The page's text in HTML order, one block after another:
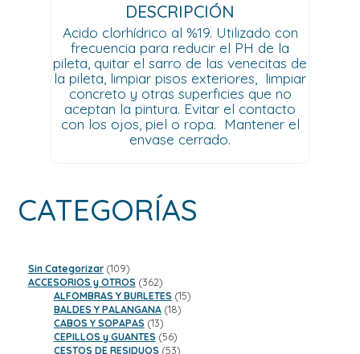
DESCRIPCIÓN
Acido clorhídrico al %19. Utilizado con
frecuencia para reducir el PH de la
pileta, quitar el sarro de las venecitas de
la pileta, limpiar pisos exteriores, limpiar
concreto y otras superficies que no
aceptan la pintura. Evitar el contacto
con los ojos, piel o ropa. Mantener el
envase cerrado.
CATEGORÍAS
Sin Categorizar 109109
productos
ACCESORIOS y OTROS 362362
productos
ALFOMBRAS Y BURLETES 1515
BALDES Y PALANGANA 1818
CABOS Y SOPAPAS 1313
productos
CEPILLOS y GUANTES 5656
productos
CESTOS DE RESIDUOS 5353